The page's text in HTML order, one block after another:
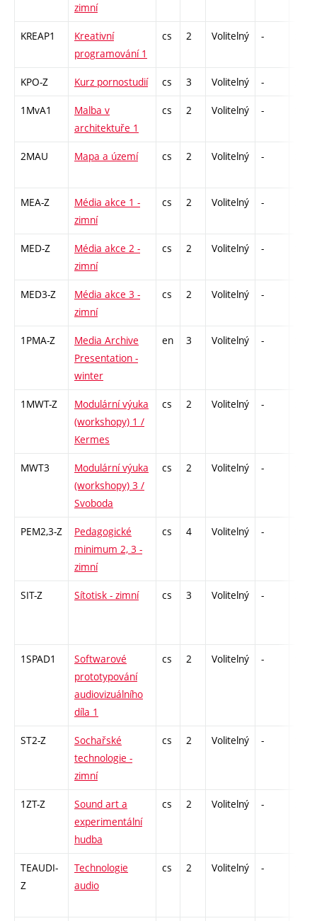
zimní
KREAP1
Kreativní
programování 1
cs 2 Volitelný -
KPO-Z Kurz pornostudií cs 3 Volitelný -
1MvA1
Malba v
architektuře 1
cs 2 Volitelný -
2MAU Mapa a území cs 2 Volitelný -
MEA-Z
Média akce 1 -
zimní
cs 2 Volitelný -
MED-Z
Média akce 2 -
zimní
cs 2 Volitelný -
MED3-Z
Média akce 3 -
zimní
cs 2 Volitelný -
1PMA-Z
Media Archive
Presentation -
winter
en 3 Volitelný -
1MWT-Z
Modulární výuka
(workshopy) 1 /
Kermes
cs 2 Volitelný -
MWT3
Modulární výuka
(workshopy) 3 /
Svoboda
cs 2 Volitelný -
PEM2,3-Z
Pedagogické
minimum 2, 3 -
zimní
cs 4 Volitelný -
SIT-Z Sítotisk - zimní cs 3 Volitelný -
1SPAD1
Softwarové
prototypování
audiovizuálního
díla 1
cs 2 Volitelný -
ST2-Z
Sochařské
technologie -
zimní
cs 2 Volitelný -
1ZT-Z
Sound art a
experimentální
hudba
cs 2 Volitelný -
TEAUDI-
Z
Technologie
audio
cs 2 Volitelný -